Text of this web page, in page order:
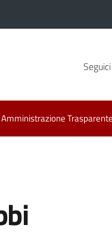
Amministrazione Trasparente